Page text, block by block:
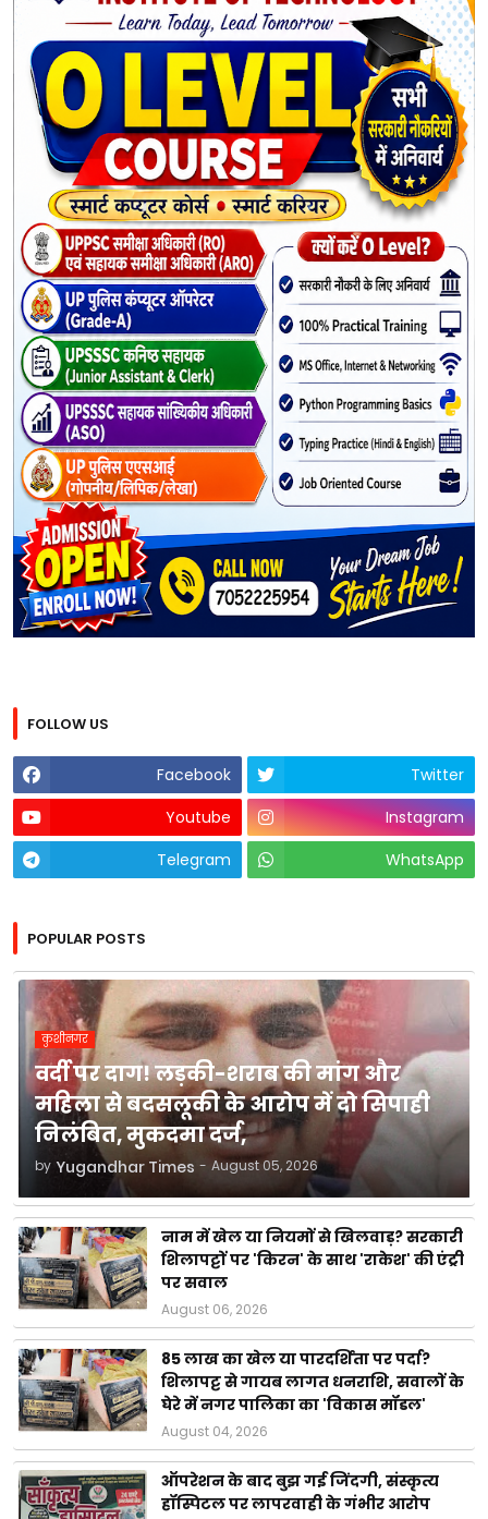
FOLLOW US
Facebook
Twitter
Youtube
Instagram
Telegram
WhatsApp
POPULAR POSTS
कुशीनगर
वर्दी पर दाग! लड़की-शराब की मांग और
महिला से बदसलूकी के आरोप में दो सिपाही
निलंबित, मुकदमा दर्ज,
by Yugandhar Times - August 05, 2026
नाम में खेल या नियमों से खिलवाड़? सरकारी
शिलापट्टों पर 'किरन' के साथ 'राकेश' की एंट्री
पर सवाल
August 06, 2026
85 लाख का खेल या पारदर्शिता पर पर्दा?
शिलापट्ट से गायब लागत धनराशि, सवालों के
घेरे में नगर पालिका का 'विकास मॉडल'
August 04, 2026
ऑपरेशन के बाद बुझ गई जिंदगी, संस्कृत्य
हॉस्पिटल पर लापरवाही के गंभीर आरोप